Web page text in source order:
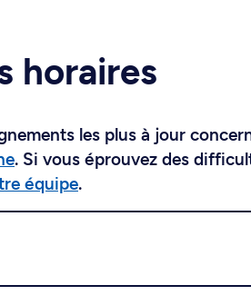
horaires
les plus à jour
. Si vous éprouvez des
équipe.